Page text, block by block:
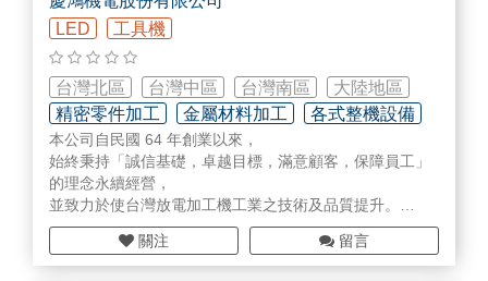
LED
工具機
台灣北區 台灣中區 台灣南區
大陸地區
精密零件加工
金屬材料加工 各式整機設備
本公司自民國 64 年創業以來，
始終秉持「誠信基礎，卓越目標，滿意顧客，保障員工」
的理念永續經營，
並致力於使台灣放電加工機工業之技術及品質提升。
數十年的歲月「慶鴻」累積了優秀的人才和精湛的技術，
在全員共同努力經營下，
我們提供給顧客高效能放電加工機和完善售後服務的保
關注 留言